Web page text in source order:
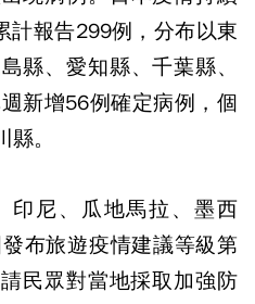
計報告299例，分布以東
縣、愛知縣、千葉縣、
新增56例確定病例，個
。
印尼、瓜地馬拉、墨西
布旅遊疫情建議等級第
民眾對當地採取加強防